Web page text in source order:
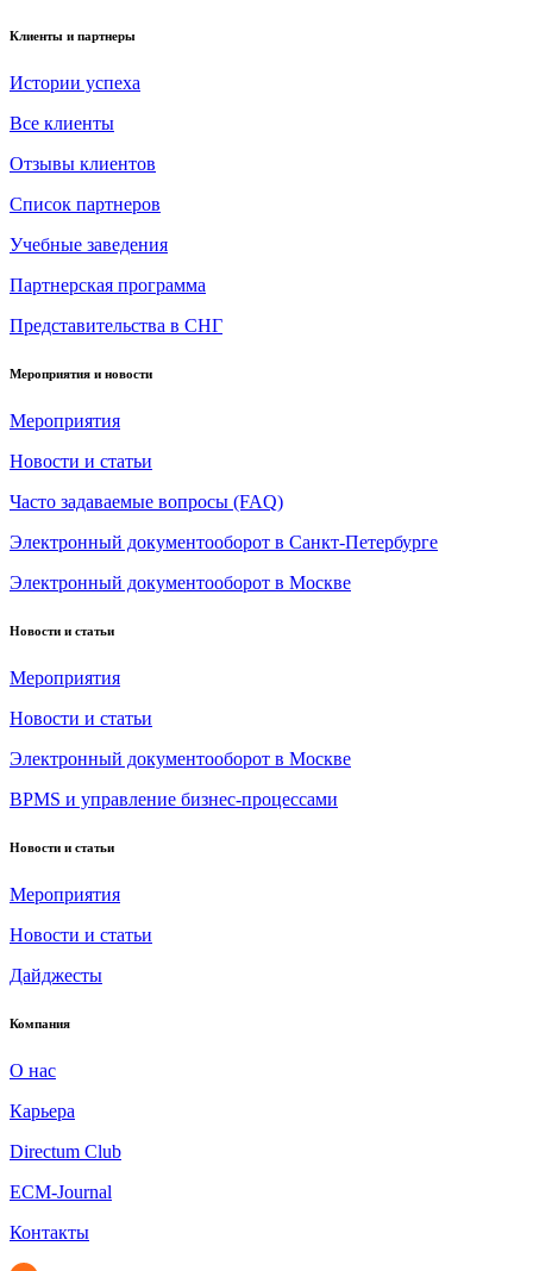
Клиенты и партнеры
Истории успеха
Все клиенты
Отзывы клиентов
Список партнеров
Учебные заведения
Партнерская программа
Представительства в СНГ
Мероприятия и новости
Мероприятия
Новости и статьи
Часто задаваемые вопросы (FAQ)
Электронный документооборот в Санкт-Петербурге
Электронный документооборот в Москве
Новости и статьи
Мероприятия
Новости и статьи
Электронный документооборот в Москве
BPMS и управление бизнес-процессами
Новости и статьи
Мероприятия
Новости и статьи
Дайджесты
Компания
О нас
Карьера
Directum Club
ECM-Journal
Контакты